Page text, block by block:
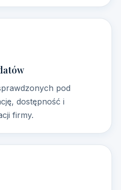
pod
dostępność i
firmy.